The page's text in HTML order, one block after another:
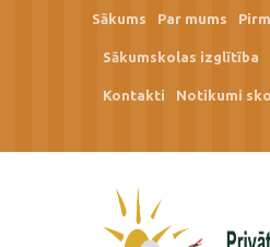
Sākums Par mums
Sākumskolas izglītība
Kontakti
Notikumi